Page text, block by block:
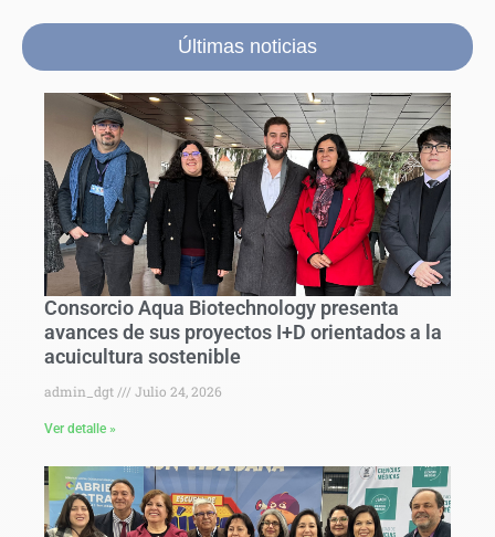
Últimas noticias
Consorcio Aqua Biotechnology presenta
avances de sus proyectos I+D orientados a la
acuicultura sostenible
admin_dgt Julio 24, 2026
Ver detalle »